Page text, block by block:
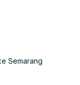
Semarang